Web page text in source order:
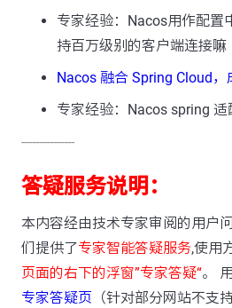
专家经验：Nacos用作配置
持百万级别的客户端连接嘛
Nacos 融合 Spring Cloud
专家经验：Nacos spring 适
---------------
答疑服务说明：
本内容经由技术专家审阅的用户
们提供了专家智能答疑服务,使用
页面的右下的浮窗”专家答疑“。
专家答疑页 （针对部分网站不支